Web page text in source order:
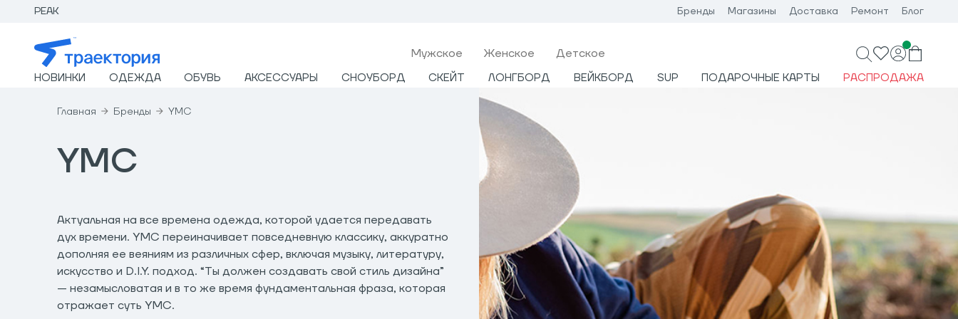
PEAK Бренды Магазины Доставка Ремонт Блог
Мужcкое Женское Детское
НОВИНКИ ОДЕЖДА ОБУВЬ АКСЕССУАРЫ СНОУБОРД СКЕЙТ ЛОНГБОРД ВЕЙКБОРД SUP ПОДАРОЧНЫЕ КАРТЫ РАСПРОДАЖА
Главная Бренды YMC
YMC
Актуальная на все времена одежда, которой удается передавать
дух времени. YMC переиначивает повседневную классику, аккуратно
дополняя ее веяниям из различных сфер, включая музыку, литературу,
искусство и D.I.Y. подход. “Ты должен создавать свой стиль дизайна”
— незамысловатая и в то же время фундаментальная фраза, которая
отражает суть YMC.